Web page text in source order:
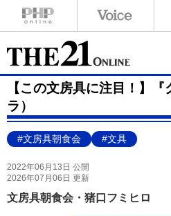
【この文房具に注目！】
ラ）
#文房具朝食会 #文具
2022年06月13日 公開
2026年07月06日 更新
文房具朝食会・猪口フミヒロ